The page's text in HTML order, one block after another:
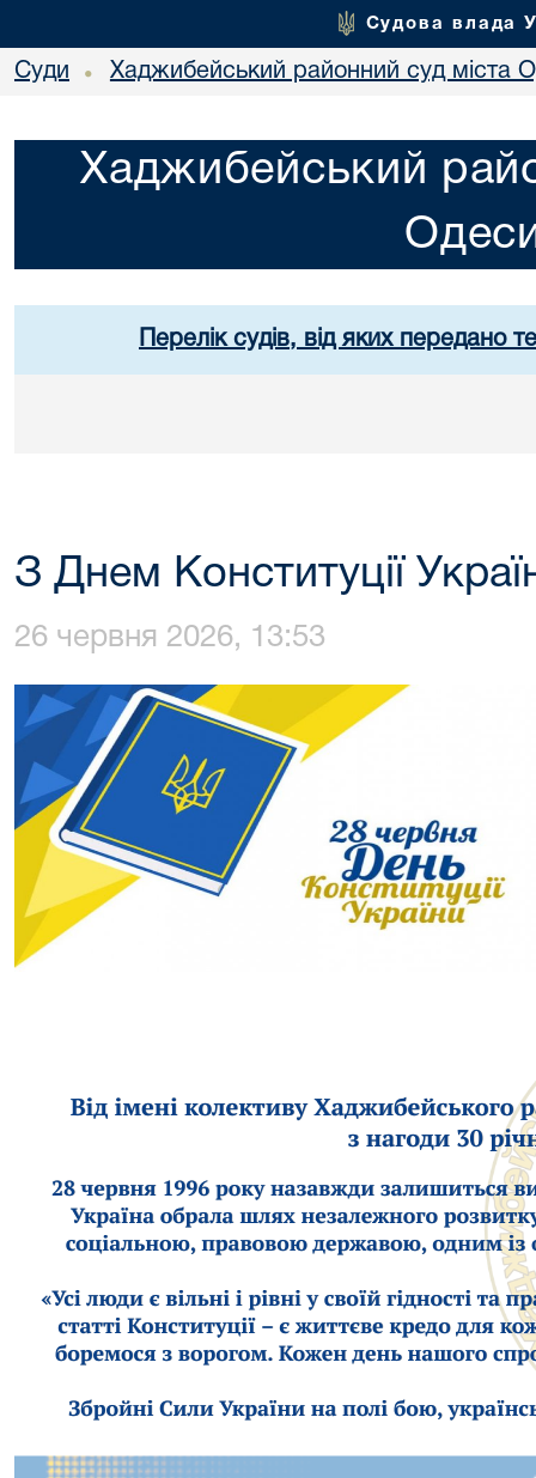
Судова влада
Суди • Хаджибейський районний суд міста
Хаджибейський
Перелік судів, від яких передано
З Днем Конституції
26 червня 2026, 13:53